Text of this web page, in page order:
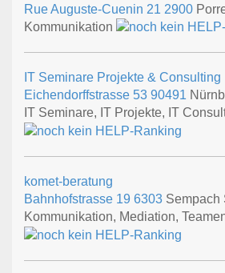
Rue Auguste-Cuenin 21 2900
Kommunikation
IT Seminare Projekte & Consulting
Eichendorffstrasse 53 90491
IT Seminare, IT Projekte, IT
komet-beratung
Bahnhofstrasse 19 6303 Sempach
Kommunikation, Mediation,